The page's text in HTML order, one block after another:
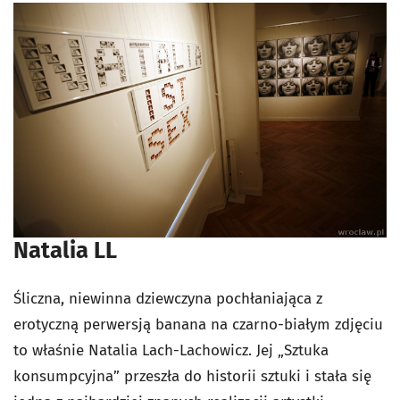
Natalia LL
Śliczna, niewinna dziewczyna pochłaniająca z
erotyczną perwersją banana na czarno-białym zdjęciu
to właśnie Natalia Lach-Lachowicz. Jej „Sztuka
konsumpcyjna” przeszła do historii sztuki i stała się